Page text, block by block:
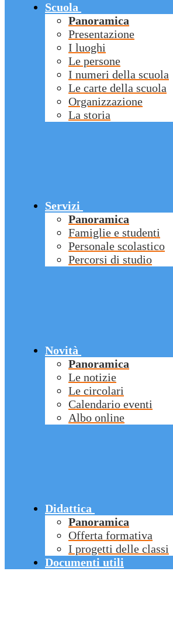
Scuola
Panoramica
Presentazione
I luoghi
Le persone
I numeri della scuola
Le carte della scuola
Organizzazione
La storia
Servizi
Panoramica
Famiglie e studenti
Personale scolastico
Percorsi di studio
Novità
Panoramica
Le notizie
Le circolari
Calendario eventi
Albo online
Didattica
Panoramica
Offerta formativa
I progetti delle classi
Documenti utili